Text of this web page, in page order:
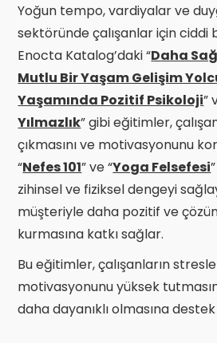
Yoğun tempo, vardiyalar ve
sektöründe çalışanlar için ciddi
Enocta Katalog’daki “Daha
Mutlu Bir Yaşam Gelişim
Yaşamında Pozitif Psikoloji”
Yılmazlık” gibi eğitimler,
çıkmasını ve motivasyonunu
“Nefes 101” ve “Yoga Felsefesi
zihinsel ve fiziksel dengeyi
müşteriyle daha pozitif ve
kurmasına katkı sağlar.
Bu eğitimler, çalışanların
motivasyonunu yüksek
daha dayanıklı olmasına